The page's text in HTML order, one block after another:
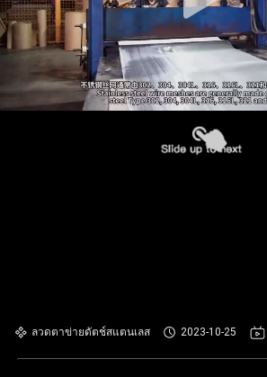
ลวดตาข่ายดัตช์สแตนเลส 2023-10-25